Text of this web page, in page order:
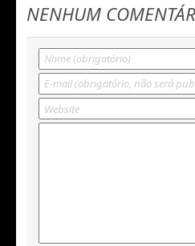
NENHUM